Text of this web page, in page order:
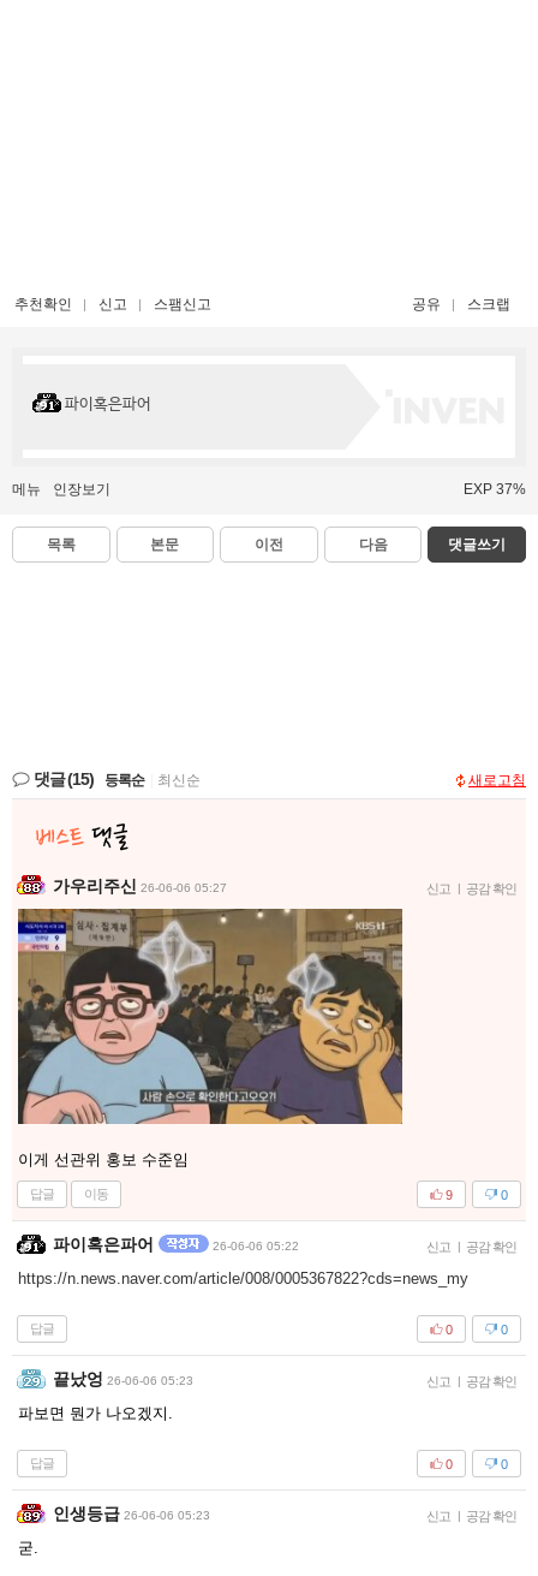
추천확인 신고 스팸신고 공유 스크랩
파이혹은파어
메뉴 인장보기 EXP 37%
목록 본문 이전 다음 댓글쓰기
댓글(15) 등록순 최신순 새로고침
가우리주신 26-06-06 05:27 신고 | 공감 확인
이게 선관위 홍보 수준임
답글 이동 0
9
파이혹은파어 26-06-06 05:22 신고 | 공감 확인
https://n.news.naver.com/article/008/0005367822?cds=news_my
답글 0
0
끝났엉 26-06-06 05:23 신고 | 공감 확인
파보면 뭔가 나오겠지.
답글 0
0
인생등급 26-06-06 05:23 신고 | 공감 확인
굳.